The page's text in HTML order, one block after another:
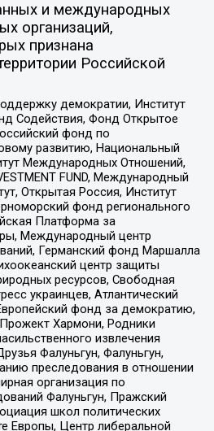
и международных
организаций,
признана
Российской
демократии, Институт
Содействия, Фонд Открытое
фонд по
развитию, Национальный
Международных Отношений,
FUND, Международный
Открытая Россия, Институт
фонд регионального
Платформа за
Международный центр
Германский фонд Маршалла
центр защиты
ресурсов, Свободная
украинцев, Атлантический
фонд за демократию,
Хармони, Родники
извлечения
Фалуньгун, Фалуньгун,
преследования в отношении
организация по
Фалуньгун, Пражский
школ политических
Европы, Центр либеральной